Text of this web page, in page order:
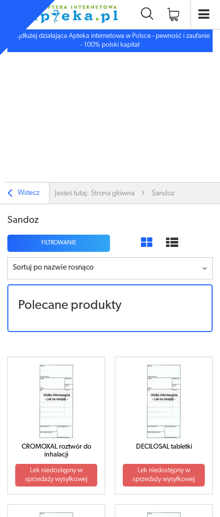
Najdłużej działająca Apteka internetowa w Polsce - pewność i zaufanie
- 100% polski kapitał
Wstecz Jesteś tutaj: Strona główna Sandoz
Sandoz
FILTROWANIE
Sortuj po nazwie rosnąco
Polecane produkty
CROMOXAL roztwór do
inhalacji
Lek niedostępny w
sprzedaży wysyłkowej
DECILOSAL tabletki
Lek niedostępny w
sprzedaży wysyłkowej